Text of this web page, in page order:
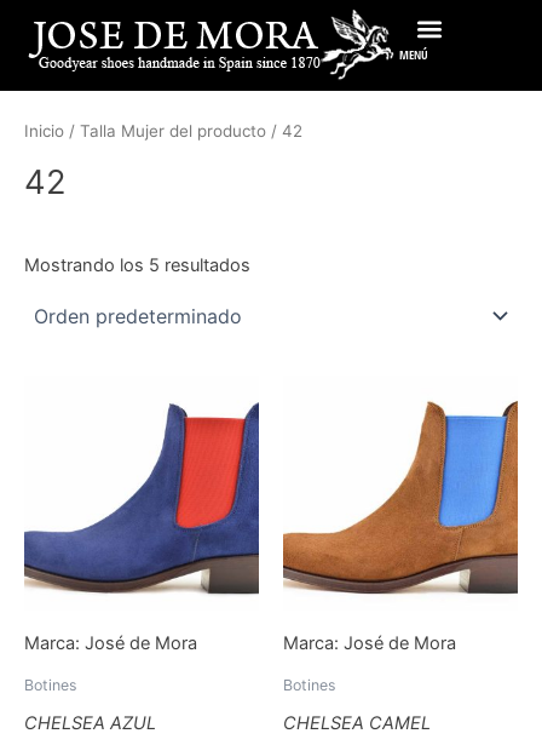
contenido
MENÚ
Inicio / Talla Mujer del producto / 42
42
Mostrando los 5 resultados
Marca: José de Mora
Botines
CHELSEA AZUL
producto
Las
opciones
se
elegirMarca: José de Mora
Botines
CHELSEA CAMEL
se